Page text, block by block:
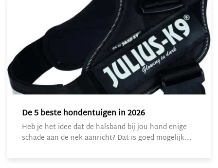
De 5 beste hondentuigen in 2026
Heb je het idee dat de halsband bij jou hond enige
schade aan de nek aanricht? Dat is goed mogelijk.…